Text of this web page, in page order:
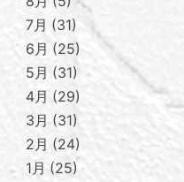
7月
31
6月
25
5月
31
4月
29
3月 31
2月
24
1月
25